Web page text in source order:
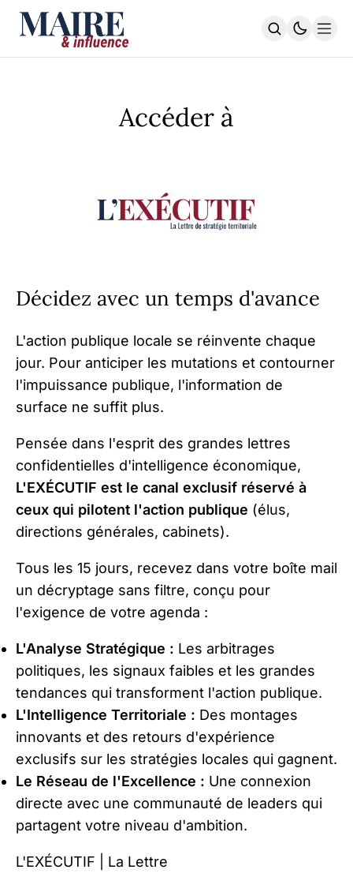
TRANSITION DURABLE
L’EXÉCUTIF | La LettreAccéder à
Décidez avec un temps d'avance
L'action publique locale se réinvente chaque
jour. Pour anticiper les mutations et contourner
l'impuissance publique, l'information de
surface ne suffit plus.
Pensée dans l'esprit des grandes lettres
confidentielles d'intelligence économique,
L'EXÉCUTIF est le canal exclusif réservé à
ceux qui pilotent l'action publique (élus,
directions générales, cabinets).
Tous les 15 jours, recevez dans votre boîte mail
un décryptage sans filtre, conçu pour
l'exigence de votre agenda :
L'Analyse Stratégique : Les arbitrages
politiques, les signaux faibles et les grandes
tendances qui transforment l'action publique.
L'Intelligence Territoriale : Des montages
innovants et des retours d'expérience
exclusifs sur les stratégies locales qui gagnent.
Le Réseau de l'Excellence : Une connexion
directe avec une communauté de leaders qui
partagent votre niveau d'ambition.
L'EXÉCUTIF | La Lettre